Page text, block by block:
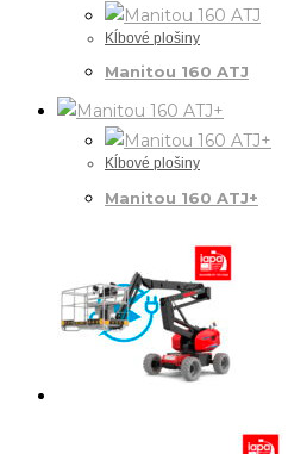
Kĺbové plošiny
Manitou 160 ATJ
Kĺbové plošiny
Manitou 160 ATJ+